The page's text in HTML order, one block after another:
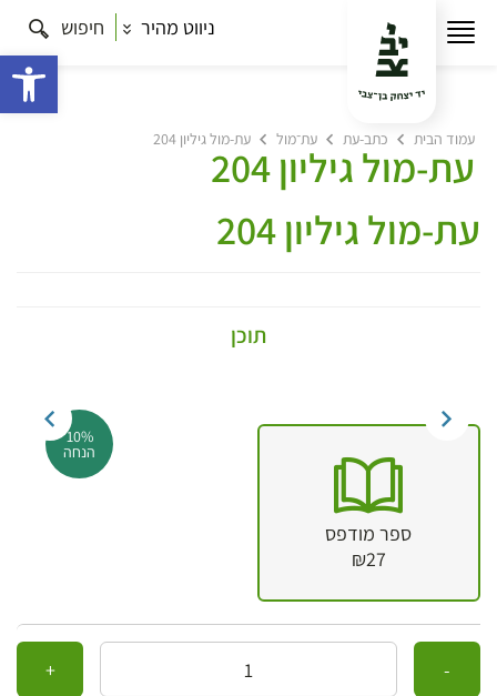
ניווט מהיר חיפוש
עמוד הבית כתב-עת עת־מול עת-מול גיליון 204
עת-מול גיליון 204
עת-מול גיליון 204
תוכן
10%
הנחה
ספר מודפס
₪27
כמות